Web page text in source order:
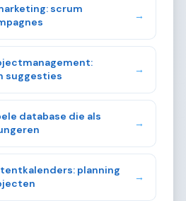
scrum
→
suggesties
→
database die als
→
planning
→